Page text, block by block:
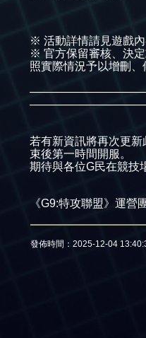
※ 活動詳情請見遊戲
※ 官方保留審核、決
照實際情況予以增刪、
若有新資訊將再次更
束後第一時間開服。
期待與各位G民在競技
《G9:特攻聯盟》運營
發佈時間：2025-12-04